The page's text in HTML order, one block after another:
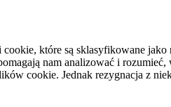
które są sklasyfikowane
nam analizować i
cookie. Jednak rezygnacja z